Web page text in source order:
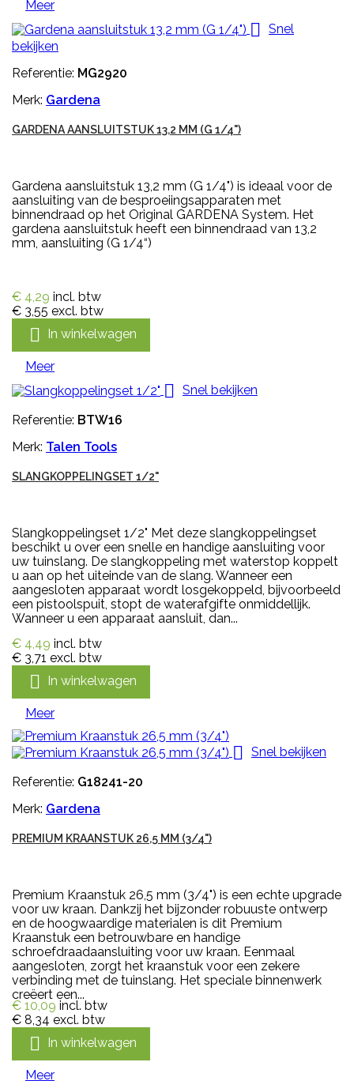
Meer
 Snel
bekijken
Referentie: MG2920
Merk: Gardena
GARDENA AANSLUITSTUK 13,2 MM (G 1/4")
Gardena aansluitstuk 13,2 mm (G 1/4") is ideaal voor de
aansluiting van de besproeiingsapparaten met
binnendraad op het Original GARDENA System. Het
gardena aansluitstuk heeft een binnendraad van 13,2
mm, aansluiting (G 1/4“)
€ 4,29 incl. btw
€ 3,55 excl. btw
 In winkelwagen
Meer
 Snel bekijken
Referentie: BTW16
Merk: Talen Tools
SLANGKOPPELINGSET 1/2"
Slangkoppelingset 1/2" Met deze slangkoppelingset
beschikt u over een snelle en handige aansluiting voor
uw tuinslang. De slangkoppeling met waterstop koppelt
u aan op het uiteinde van de slang. Wanneer een
aangesloten apparaat wordt losgekoppeld, bijvoorbeeld
een pistoolspuit, stopt de waterafgifte onmiddellijk.
Wanneer u een apparaat aansluit, dan...
€ 4,49 incl. btw
€ 3,71 excl. btw
 In winkelwagen
Meer
 Snel bekijken
Referentie: G18241-20
Merk: Gardena
PREMIUM KRAANSTUK 26,5 MM (3/4")
Premium Kraanstuk 26,5 mm (3/4") is een echte upgrade
voor uw kraan. Dankzij het bijzonder robuuste ontwerp
en de hoogwaardige materialen is dit Premium
Kraanstuk een betrouwbare en handige
schroefdraadaansluiting voor uw kraan. Eenmaal
aangesloten, zorgt het kraanstuk voor een zekere
verbinding met de tuinslang. Het speciale binnenwerk
creëert een...
€ 10,09 incl. btw
€ 8,34 excl. btw
 In winkelwagen
Meer